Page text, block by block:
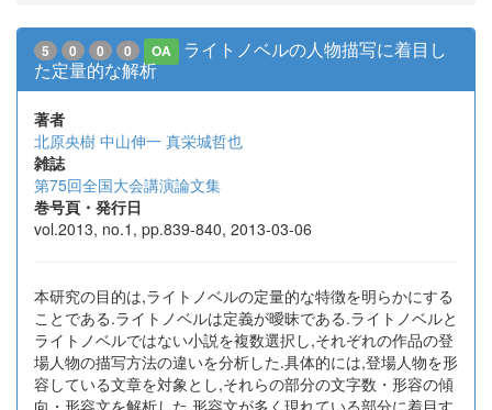
5 0 0 0 OA
ライトノベルの人物描写に着目し
た定量的な解析
著者
北原央樹 中山伸一 真栄城哲也
雑誌
第75回全国大会講演論文集
巻号頁・発行日
vol.2013, no.1, pp.839-840, 2013-03-06
本研究の目的は,ライトノベルの定量的な特徴を明らかにする
ことである.ライトノベルは定義が曖昧である.ライトノベルと
ライトノベルではない小説を複数選択し,それぞれの作品の登
場人物の描写方法の違いを分析した.具体的には,登場人物を形
容している文章を対象とし,それらの部分の文字数・形容の傾
向・形容文を解析した.形容文が多く現れている部分に着目す